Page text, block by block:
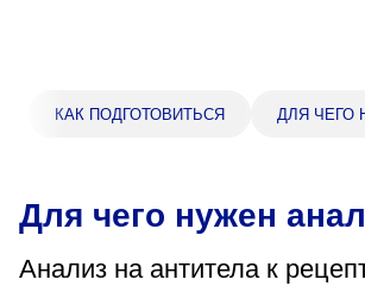
«Парус»
Понедельник — четверг
перерыв 12:00–12:30
КАК ПОДГОТОВИТЬСЯ ДЛЯ ЧЕГО
Для чего нужен
Анализ на антитела к